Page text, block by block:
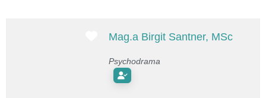
Favorit
Mag.a Birgit Santner, MSc
Psychodrama